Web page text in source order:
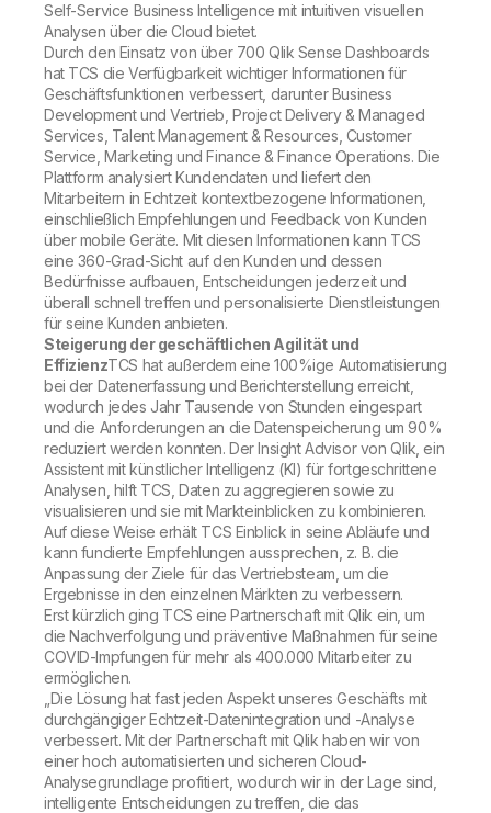
Self-Service Business Intelligence mit intuitiven visuellen
Analysen über die Cloud bietet.
Durch den Einsatz von über 700 Qlik Sense Dashboards
hat TCS die Verfügbarkeit wichtiger Informationen für
Geschäftsfunktionen verbessert, darunter Business
Development und Vertrieb, Project Delivery & Managed
Services, Talent Management & Resources, Customer
Service, Marketing und Finance & Finance Operations. Die
Plattform analysiert Kundendaten und liefert den
Mitarbeitern in Echtzeit kontextbezogene Informationen,
einschließlich Empfehlungen und Feedback von Kunden
über mobile Geräte. Mit diesen Informationen kann TCS
eine 360-Grad-Sicht auf den Kunden und dessen
Bedürfnisse aufbauen, Entscheidungen jederzeit und
überall schnell treffen und personalisierte Dienstleistungen
für seine Kunden anbieten.
Steigerung der geschäftlichen Agilität und
EffizienzTCS hat außerdem eine 100%ige Automatisierung
bei der Datenerfassung und Berichterstellung erreicht,
wodurch jedes Jahr Tausende von Stunden eingespart
und die Anforderungen an die Datenspeicherung um 90%
reduziert werden konnten. Der Insight Advisor von Qlik, ein
Assistent mit künstlicher Intelligenz (KI) für fortgeschrittene
Analysen, hilft TCS, Daten zu aggregieren sowie zu
visualisieren und sie mit Markteinblicken zu kombinieren.
Auf diese Weise erhält TCS Einblick in seine Abläufe und
kann fundierte Empfehlungen aussprechen, z. B. die
Anpassung der Ziele für das Vertriebsteam, um die
Ergebnisse in den einzelnen Märkten zu verbessern.
Erst kürzlich ging TCS eine Partnerschaft mit Qlik ein, um
die Nachverfolgung und präventive Maßnahmen für seine
COVID-Impfungen für mehr als 400.000 Mitarbeiter zu
ermöglichen.
„Die Lösung hat fast jeden Aspekt unseres Geschäfts mit
durchgängiger Echtzeit-Datenintegration und -Analyse
verbessert. Mit der Partnerschaft mit Qlik haben wir von
einer hoch automatisierten und sicheren Cloud-
Analysegrundlage profitiert, wodurch wir in der Lage sind,
intelligente Entscheidungen zu treffen, die das